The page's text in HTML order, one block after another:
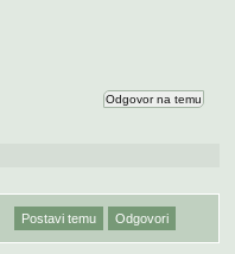
Odgovor na temu
Postavi temu Odgovori